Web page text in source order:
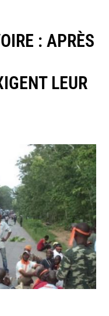
: APRÈS
LEUR